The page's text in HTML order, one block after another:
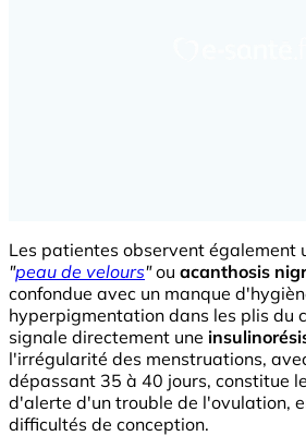
Les patientes observent également
"peau de velours"ou acanthosis
confondue avec un manque
hyperpigmentation dans les plis du
signale directement une
l'irrégularité des menstruations,
dépassant 35 à 40 jours, constitue
d'alerte d'un trouble de l'ovulation,
difficultés de conception.